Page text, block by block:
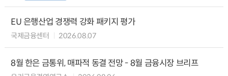
EU 은행산업 경쟁력 강화 패키지 평가
국제금융센터 2026.08.07
8월 한은 금통위, 매파적 동결 전망 - 8월 금융시장 브리프